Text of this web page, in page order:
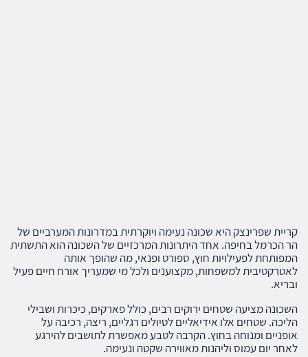
קריית שפרינצק היא שכונה נעימה ויוקרתית במדרונות המערביים של
הר הכרמל בחיפה. אחד היתרונות המרכזיים של השכונה הוא התשתית
המפותחת לפעילויות חוץ, ספורט ופנאי, מה שהופך אותה
לאטרקטיבית למשפחות, מקצוענים ולכל מי שמעריך אורח חיים פעיל
ובריא.
השכונה מציעה שטחים ירוקים רבים, כולל פארקים, כיכרות ושבילי
הליכה. שטחים אלו אידיאליים לטיולים רגליים, ריצה, רכיבה על
אופניים ומנוחה בחוץ. הקרבה לטבע מאפשרת לתושבים להירגע
לאחר יום עמוס וליהנות מאווירה שקטה ונעימה.